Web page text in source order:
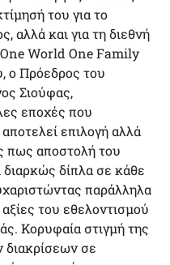
του για το
αλλά και για τη διεθνή
World One Family
ο Πρόεδρος του
Σιούφας,
εποχές που
επιλογή αλλά
πως αποστολή του
διαρκώς δίπλα σε κάθε
παράλληλα
του εθελοντισμού
Κορυφαία στιγμή της
διακρίσεων σε